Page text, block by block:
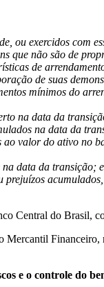
ou exercidos com
que não são de
de
de suas
mínimos do
na data da
na data da
valor do ativo no
data da transição; e
Central do Brasil,
Financeiro,
e o controle do